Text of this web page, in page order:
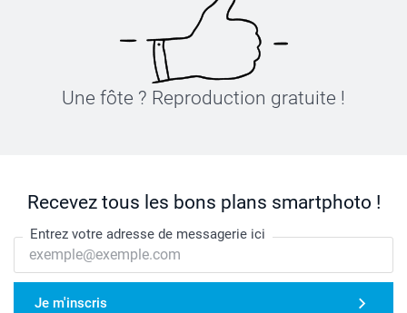
Une fôte ? Reproduction gratuite !
Recevez tous les bons plans smartphoto !
Entrez votre adresse de messagerie ici
Je m'inscris